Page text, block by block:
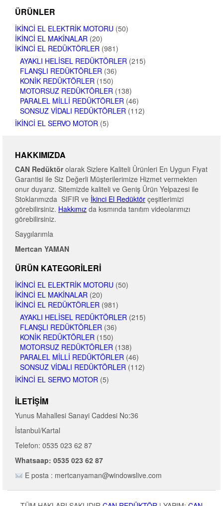
ÜRÜNLER
İKINCI EL ELEKTRIK MOTORU (50)
İKINCI EL MAKINALAR (20)
İKINCI EL REDÜKTÖRLER (981)
AYAKLI HELISEL REDÜKTÖRLER (215)
FLANŞLI REDÜKTÖRLER (36)
KONIK REDÜKTÖRLER (150)
MOTORSUZ REDÜKTÖRLER (138)
PARALEL MILLI REDÜKTÖRLER (46)
SONSUZ VIDALI REDÜKTÖRLER (112)
İKINCI EL SERVO MOTOR (5)
HAKKIMIZDA
CAN Redüktörolarak Sizlere Kaliteli Ürünleri En Uygun Fiyat
Garantisi ile Siz Değerli Müşterilerimize Hizmet vermekten
onur duyarız. Sitemizde kaliteli ve Geniş Ürün Yelpazesi ile
Stoklarımızda SIFIR ve İkinci El Redüktör çeşitlerimizi
görebilirsiniz. Hakkımız da kısmında tanıtım videolarımızı
görebilirsiniz.
Saygılarımla
Mertcan YAMAN
ÜRÜN KATEGORILERI
İKINCI EL ELEKTRIK MOTORU (50)
İKINCI EL MAKINALAR (20)
İKINCI EL REDÜKTÖRLER (981)
AYAKLI HELISEL REDÜKTÖRLER (215)
FLANŞLI REDÜKTÖRLER (36)
KONIK REDÜKTÖRLER (150)
MOTORSUZ REDÜKTÖRLER (138)
PARALEL MILLI REDÜKTÖRLER (46)
SONSUZ VIDALI REDÜKTÖRLER (112)
İKINCI EL SERVO MOTOR (5)
İLETIŞIM
Yunus Mahallesi Sanayi Caddesi No:36
İstanbul/Kartal
Telefon: 0535 023 62 87
Whatsaap: 0535 023 62 87
E posta : mertcanyaman@windowslive.com